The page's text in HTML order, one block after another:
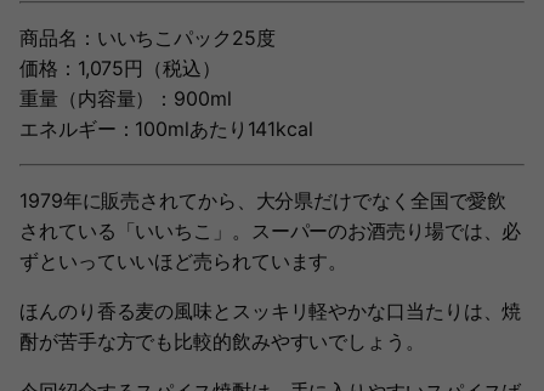
商品名：いいちこパック25度
価格：1,075円（税込）
重量（内容量）：900ml
エネルギー：100mlあたり141kcal
1979年に販売されてから、大分県だけでなく全国で愛飲
されている「いいちこ」。スーパーのお酒売り場では、必
ずといっていいほど売られています。
ほんのり香る麦の風味とスッキリ軽やかな口当たりは、焼
酎が苦手な方でも比較的飲みやすいでしょう。